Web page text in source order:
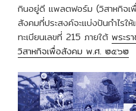
กินอยู่ดี แพลตฟอร์ม (วิสาหกิจเ
สังคมที่ประสงค์จะแบ่งปันกำไรใ
ทะเบียนเลขที่ 215 ภายใต้ พระร
วิสาหกิจเพื่อสังคม พ.ศ. ๒๕๖๒